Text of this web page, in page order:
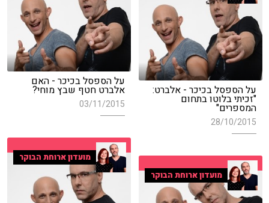
על הספסל בכיכר - האם
אלברט חטף שבץ מוחי?
03/11/2015
על הספסל בכיכר - אלברט:
"זכיתי בלוטו בתחום
המספרים"
28/10/2015
מועדון ארוחת הבוקר
מועדון ארוחת הבוקר